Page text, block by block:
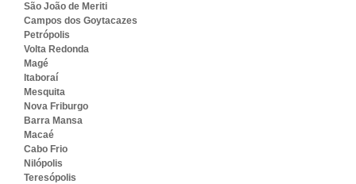
São João de Meriti
Campos dos Goytacazes
Petrópolis
Volta Redonda
Magé
Itaboraí
Mesquita
Nova Friburgo
Barra Mansa
Macaé
Cabo Frio
Nilópolis
Teresópolis